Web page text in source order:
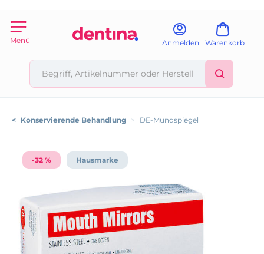
Menü Anmelden Warenkorb
< Konservierende Behandlung > DE-Mundspiegel
-32 % Hausmarke